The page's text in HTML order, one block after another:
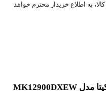
به اطلاع خریدار محترم خواهد